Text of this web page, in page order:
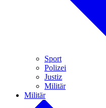
Sport
Polizei
Justiz
Militär
Militär